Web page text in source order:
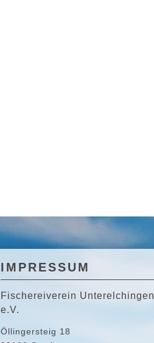
IMPRESSUM
Fischereiverein Unterelchingen
e.V.
Öllingersteig 18